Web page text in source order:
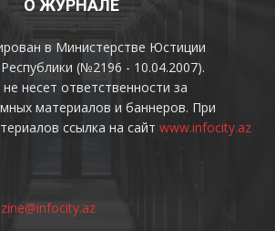
О ЖУРНАЛЕ
в Министерстве Юстиции
(№2196 - 10.04.2007).
несет ответственности за
материалов и баннеров. При
ссылка на сайт www.infocity.az